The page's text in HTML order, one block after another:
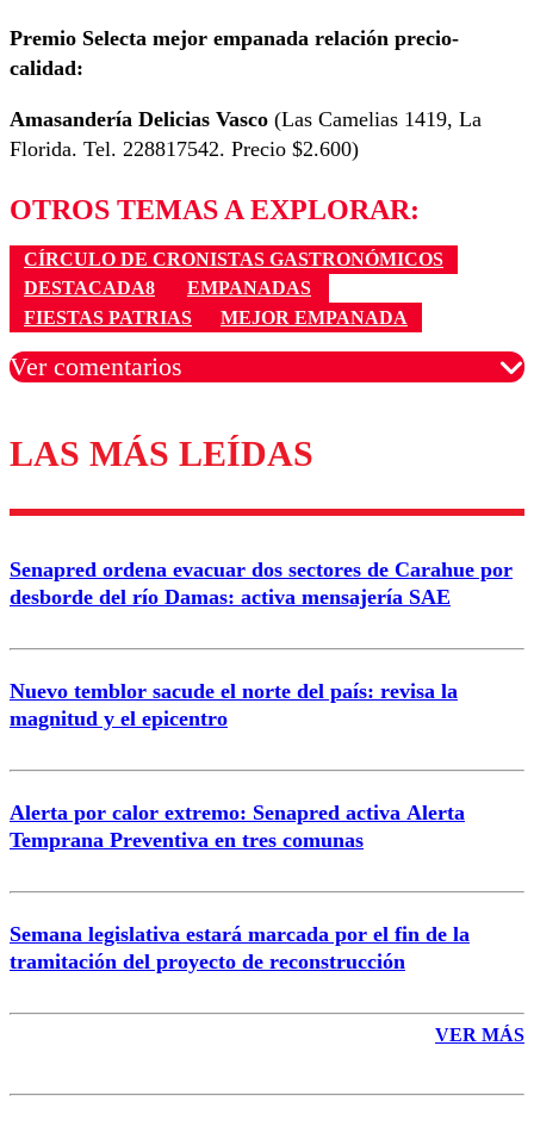
Premio Selecta mejor empanada relación precio-
calidad:
Amasandería Delicias Vasco (Las Camelias 1419, La
Florida. Tel. 228817542. Precio $2.600)
OTROS TEMAS A EXPLORAR:
CÍRCULO DE CRONISTAS GASTRONÓMICOS
DESTACADA8
EMPANADAS
FIESTAS PATRIAS
MEJOR EMPANADA
Ver comentarios
Los comentarios son moderados para garantizar un
diálogo respetuoso.
Correo
LAS MÁS LEÍDAS
Senapred ordena evacuar dos sectores de Carahue por
desborde del río Damas: activa mensajería SAE
Nuevo temblor sacude el norte del país: revisa la
magnitud y el epicentro
Alerta por calor extremo: Senapred activa Alerta
Temprana Preventiva en tres comunas
Semana legislativa estará marcada por el fin de la
tramitación del proyecto de reconstrucción
VER MÁS